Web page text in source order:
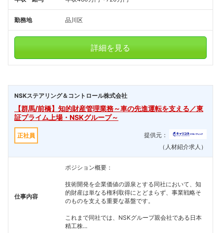
勤務地 品川区
詳細を見る
NSKステアリング＆コントロール株式会社
【群馬/前橋】知的財産管理業務～車の先進運転を支える／東
証プライム上場・NSKグループ～
正社員
提供元：
（人材紹介求人）
仕事内容
ポジション概要：
技術開発を企業価値の源泉とする同社において、知
的財産は単なる権利取得にとどまらず、事業戦略そ
のものを支える重要な基盤です。
これまで同社では、NSKグループ親会社である日本
精工株...